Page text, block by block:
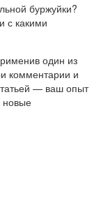
буржуйки?
с какими
один из
комментарии и
— ваш опыт
новые